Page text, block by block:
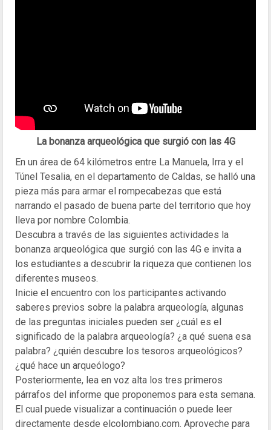
La bonanza arqueológica que surgió con las 4G
En un área de 64 kilómetros entre La Manuela, Irra y el
Túnel Tesalia, en el departamento de Caldas, se halló una
pieza más para armar el rompecabezas que está
narrando el pasado de buena parte del territorio que hoy
lleva por nombre Colombia.
Descubra a través de las siguientes actividades la
bonanza arqueológica que surgió con las 4G e invita a
los estudiantes a descubrir la riqueza que contienen los
diferentes museos.
Inicie el encuentro con los participantes activando
saberes previos sobre la palabra arqueología, algunas
de las preguntas iniciales pueden ser ¿cuál es el
significado de la palabra arqueología? ¿a qué suena esa
palabra? ¿quién descubre los tesoros arqueológicos?
¿qué hace un arqueólogo?
Posteriormente, lea en voz alta los tres primeros
párrafos del informe que proponemos para esta semana.
El cual puede visualizar a continuación o puede leer
directamente desde elcolombiano.com. Aproveche para